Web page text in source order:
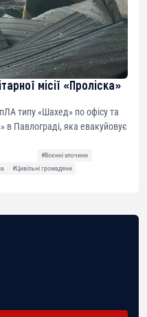
місії «Проліска»
типу «Шахед» по офісу та
в Павлограді, яка евакуйовує
#Воєнні злочини
#Цивільні громадяни